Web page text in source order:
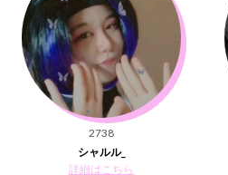
2738
シャルル_
詳細はこちら